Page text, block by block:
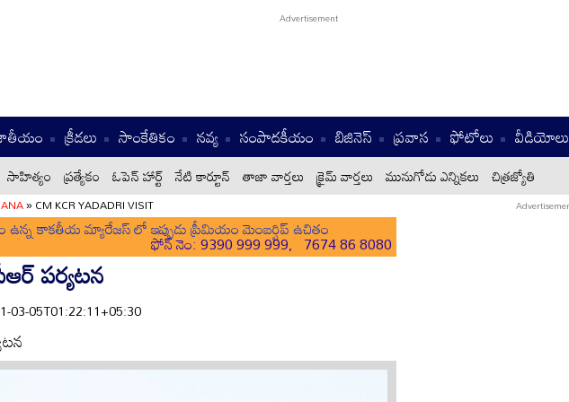
క్రీడలు సాంకేతికం నవ్య సంపాదకీయం బిజినెస్ ప్రవాస ఫోటోలు వీడియోలు
సాహిత్యం ప్రత్యేకం ఓపెన్ హార్ట్ నేటి కార్టూన్ తాజా వార్తలు క్రైమ్ వార్తలు మునుగోడు ఎన్నికలు చిత్రజ్యోతి
»CM KCR YADADRI VISIT
ఉన్న కాకతీయ మ్యారేజస్ లో ఇప్పుడు ప్రీమియం మెంబర్షిప్ ఉచితం
ఫోన్ నెం: 9390 999 999, 7674 86 8080
పర్యటన
03-05T01:22:11+05:30